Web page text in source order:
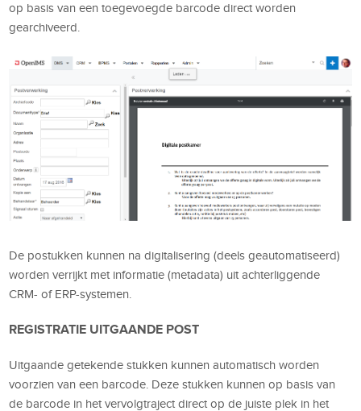
op basis van een toegevoegde barcode direct worden
gearchiveerd.
De postukken kunnen na digitalisering (deels geautomatiseerd)
worden verrijkt met informatie (metadata) uit achterliggende
CRM- of ERP-systemen.
REGISTRATIE UITGAANDE POST
Uitgaande getekende stukken kunnen automatisch worden
voorzien van een barcode. Deze stukken kunnen op basis van
de barcode in het vervolgtraject direct op de juiste plek in het